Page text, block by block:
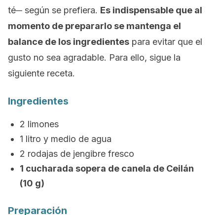
té─ según se prefiera. Es indispensable que al
momento de prepararlo se mantenga el
balance de los ingredientes para evitar que el
gusto no sea agradable. Para ello, sigue la
siguiente receta.
Ingredientes
2 limones
1 litro y medio de agua
2 rodajas de jengibre fresco
1 cucharada sopera de canela de Ceilán
(10 g)
Preparación